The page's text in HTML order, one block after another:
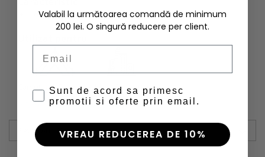
Logo tricotat.
Camping & Drumetie Urban & Lifestyle
Informatii conformitate produs
Review-uri (0)
Valabil la următoarea comandă de minimum
200 lei. O singură reducere per client.
Sunt de acord sa primesc
promotii si oferte prin email.
VREAU REDUCEREA DE 10%